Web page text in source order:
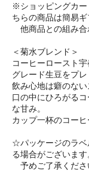
※ショッピングカー
ちらの商品は簡易ギ
他商品との組み合
＜菊水ブレンド＞
コーヒーロースト
グレード生豆をプレ
飲み心地は癖のない
口の中にひろがる
な甘み。
カップ一杯のコーヒ
☆パッケージのラベ
る場合がございます
予めご了承くださ